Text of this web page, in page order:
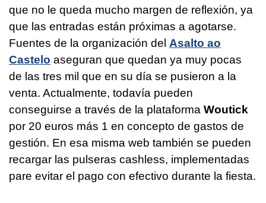
que no le queda mucho margen de reflexión, ya
que las entradas están próximas a agotarse.
Fuentes de la organización del Asalto ao
Castelo aseguran que quedan ya muy pocas
de las tres mil que en su día se pusieron a la
venta. Actualmente, todavía pueden
conseguirse a través de la plataforma Woutick
por 20 euros más 1 en concepto de gastos de
gestión. En esa misma web también se pueden
recargar las pulseras cashless, implementadas
pare evitar el pago con efectivo durante la fiesta.